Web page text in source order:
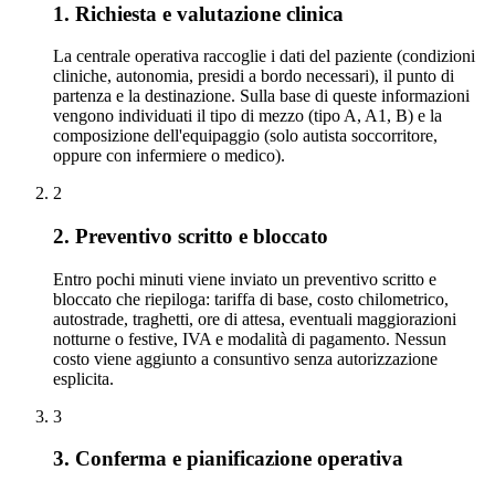
1. Richiesta e valutazione clinica
La centrale operativa raccoglie i dati del paziente (condizioni
cliniche, autonomia, presidi a bordo necessari), il punto di
partenza e la destinazione. Sulla base di queste informazioni
vengono individuati il tipo di mezzo (tipo A, A1, B) e la
composizione dell'equipaggio (solo autista soccorritore,
oppure con infermiere o medico).
2
2. Preventivo scritto e bloccato
Entro pochi minuti viene inviato un preventivo scritto e
bloccato che riepiloga: tariffa di base, costo chilometrico,
autostrade, traghetti, ore di attesa, eventuali maggiorazioni
notturne o festive, IVA e modalità di pagamento. Nessun
costo viene aggiunto a consuntivo senza autorizzazione
esplicita.
3
3. Conferma e pianificazione operativa